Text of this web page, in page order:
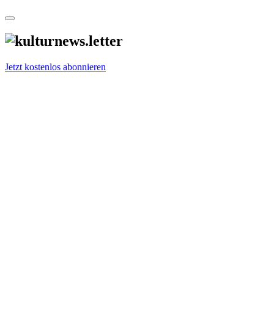
Jetzt kostenlos abonnieren